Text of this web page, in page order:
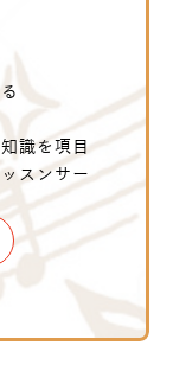
識を項目
スンサー